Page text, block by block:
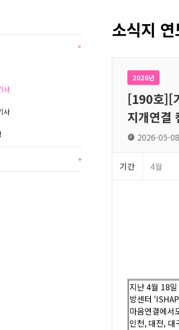
+
사
사
+
소식지
2026년
[190호][
지개연결
2026-05-
기간 4월
지난 4월 18
방센터
마음연결에서
인천, 대전, 대